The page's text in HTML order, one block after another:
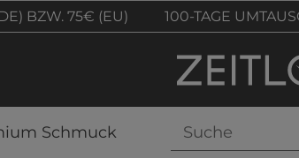
BZW. 75€ (EU) 100-TAGE
Schmuck